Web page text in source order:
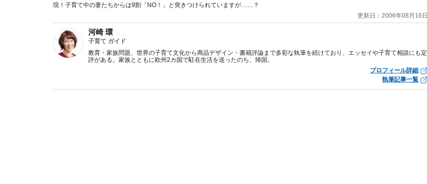
現！子育て中の妻たちからは9割「NO！」と突きつけられていますが……？
更新日：2006年08月16日
河崎 環
子育て ガイド
教育・家族問題、世界の子育て文化から商品デザイン・書籍評論まで多彩な執筆を続けており、エッセイや子育て相談にも定
評がある。家族とともに欧州2カ国で駐在生活を送ったのち、帰国。
プロフィール詳細
執筆記事一覧